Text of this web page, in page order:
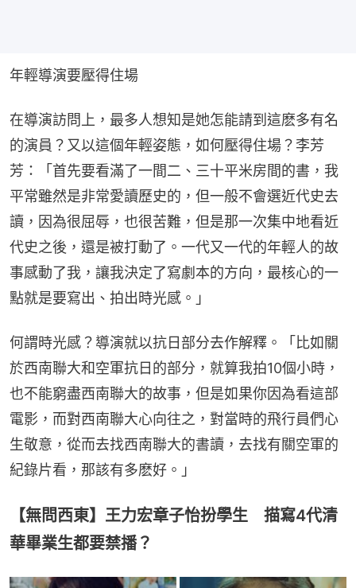
年輕導演要壓得住場
在導演訪問上，最多人想知是她怎能請到這麽多有名
的演員？又以這個年輕姿態，如何壓得住場？李芳
芳：「首先要看滿了一間二、三十平米房間的書，我
平常雖然是非常愛讀歷史的，但一般不會選近代史去
讀，因為很屈辱，也很苦難，但是那一次集中地看近
代史之後，還是被打動了。一代又一代的年輕人的故
事感動了我，讓我決定了寫劇本的方向，最核心的一
點就是要寫出、拍出時光感。」
何謂時光感？導演就以抗日部分去作解釋。「比如關
於西南聯大和空軍抗日的部分，就算我拍10個小時，
也不能窮盡西南聯大的故事，但是如果你因為看這部
電影，而對西南聯大心向往之，對當時的飛行員們心
生敬意，從而去找西南聯大的書讀，去找有關空軍的
紀錄片看，那該有多麽好。」
【無問西東】王力宏章子怡扮學生 描寫4代清
華畢業生都要禁播？